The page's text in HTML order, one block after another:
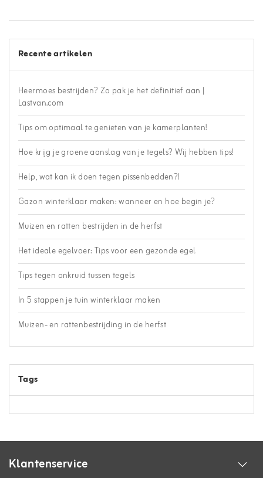
Recente artikelen
Heermoes bestrijden? Zo pak je het definitief aan |
Lastvan.com
Tips om optimaal te genieten van je kamerplanten!
Hoe krijg je groene aanslag van je tegels? Wij hebben tips!
Help, wat kan ik doen tegen pissenbedden?!
Gazon winterklaar maken: wanneer en hoe begin je?
Muizen en ratten bestrijden in de herfst
Het ideale egelvoer: Tips voor een gezonde egel
Tips tegen onkruid tussen tegels
In 5 stappen je tuin winterklaar maken
Muizen- en rattenbestrijding in de herfst
Tags
Klantenservice